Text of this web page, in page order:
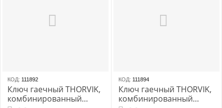
КОД: 111892
Ключ гаечный THORVIK,
комбинированный
КОД: 111894
Ключ гаечный THORVIK,
комбинированный